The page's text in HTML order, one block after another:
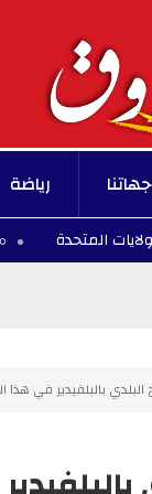
جهاتنا
رياضة
00:10 - 2026/08/07
بالبلفيدير في هذا